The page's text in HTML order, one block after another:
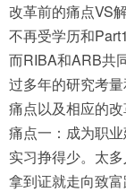
改革前的痛点VS
不再受学历和
而RIBA和ARB共
过多年的研究考
痛点以及相应的改
痛点一：成为职
实习挣得少。太
拿到证就走向致富